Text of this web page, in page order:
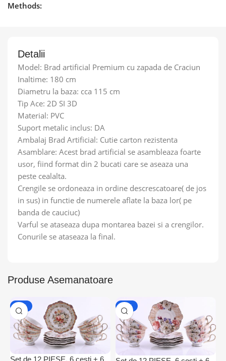
Methods:
Detalii
Model: Brad artificial Premium cu zapada de Craciun
Inaltime: 180 cm
Diametru la baza: cca 115 cm
Tip Ace: 2D SI 3D
Material: PVC
Suport metalic inclus: DA
Ambalaj Brad Artificial: Cutie carton rezistenta
Asamblare: Acest brad artificial se asambleaza foarte
usor, fiind format din 2 bucati care se aseaza una
peste cealalta.
Crengile se ordoneaza in ordine descrescatoare( de jos
in sus) in functie de numerele aflate la baza lor( pe
banda de cauciuc)
Varful se ataseaza dupa montarea bazei si a crengilor.
Conurile se ataseaza la final.
Produse Asemanatoare
-19%
Set de 12 PIESE, 6 cesti + 6
-19%